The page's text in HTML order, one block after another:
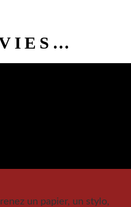
un papier, un stylo,